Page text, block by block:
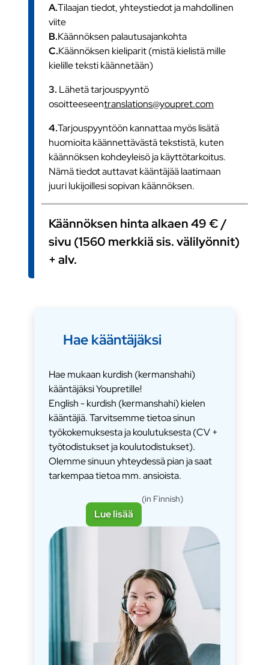
A.Tilaajan tiedot, yhteystiedot ja mahdollinen
viite
B.Käännöksen palautusajankohta
C.Käännöksen kieliparit (mistä kielistä mille
kielille teksti käännetään)
3. Lähetä tarjouspyyntö
osoitteeseentranslations@youpret.com
4.Tarjouspyyntöön kannattaa myös lisätä
huomioita käännettävästä tekstistä, kuten
käännöksen kohdeyleisö ja käyttötarkoitus.
Nämä tiedot auttavat kääntäjää laatimaan
juuri lukijoillesi sopivan käännöksen.
Käännöksen hinta alkaen 49 € /
sivu (1560 merkkiä sis. välilyönnit)
+ alv.
Hae kääntäjäksi
Hae mukaan kurdish (kermanshahi)
kääntäjäksi Youpretille!
English - kurdish (kermanshahi) kielen
kääntäjiä. Tarvitsemme tietoa sinun
työkokemuksesta ja koulutuksesta (CV +
työtodistukset ja koulutodistukset).
Olemme sinuun yhteydessä pian ja saat
tarkempaa tietoa mm. ansioista.
Lue lisää
(in Finnish)